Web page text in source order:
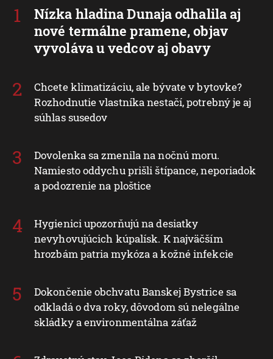
Nízka hladina Dunaja odhalila aj
nové termálne pramene, objav
vyvoláva u vedcov aj obavy
Chcete klimatizáciu, ale bývate v bytovke?
Rozhodnutie vlastníka nestačí, potrebný je aj
súhlas susedov
Dovolenka sa zmenila na nočnú moru.
Namiesto oddychu prišli štípance, neporiadok
a podozrenie na ploštice
Hygienici upozorňujú na desiatky
nevyhovujúcich kúpalísk. K najväčším
hrozbám patria mykóza a kožné infekcie
Dokončenie obchvatu Banskej Bystrice sa
odkladá o dva roky, dôvodom sú nelegálne
skládky a environmentálna záťaž